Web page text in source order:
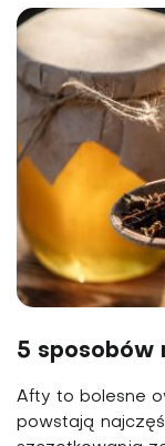
5
Afty to bolesne
powstają